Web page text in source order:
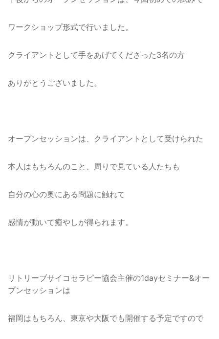
ワークショップ形式で行いました。
クライアントとして手をあげてくださった3名の方
ありがとうございました。
オープンセッションは、クライアントとして受けられた
本人はもちろんのこと、周りで見ている人たちも
自分の心の奥にある問題に触れて
感情が動いて癒やしが得られます。
リトリーブサイコセラピー協会主催の1dayセミナー&オー
プンセッションは
福岡はもちろん、東京や大阪でも開催する予定ですので